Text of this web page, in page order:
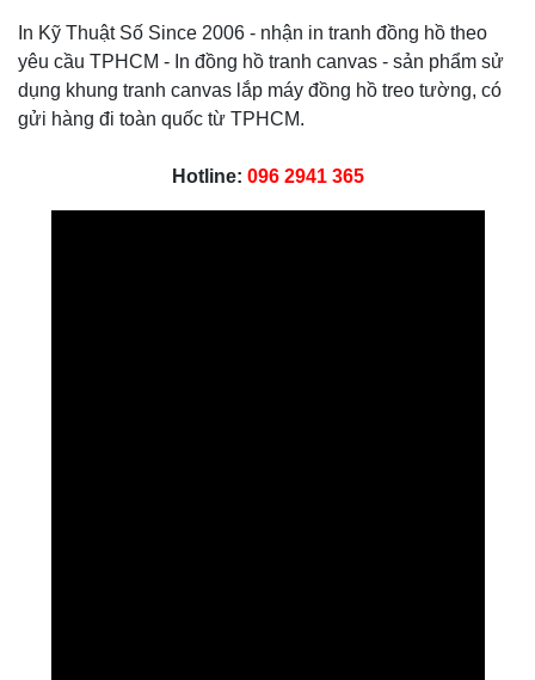
In Kỹ Thuật Số Since 2006 - nhận in tranh đồng hồ theo
yêu cầu TPHCM - In đồng hồ tranh canvas - sản phẩm sử
dụng khung tranh canvas lắp máy đồng hồ treo tường, có
gửi hàng đi toàn quốc từ TPHCM.
Hotline: 096 2941 365